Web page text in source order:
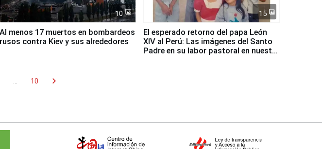
10
Al menos 17 muertos en bombardeos
rusos contra Kiev y sus alrededores
15
El esperado retorno del papa León
XIV al Perú: Las imágenes del Santo
Padre en su labor pastoral en nuestro
10 chevron_right